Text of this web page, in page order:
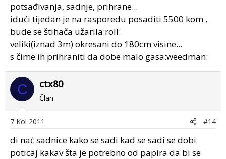
potsađivanja, sadnje, prihrane...
idući tijedan je na rasporedu posaditi 5500 kom ,
bude se štihača užarila:roll:
veliki(iznad 3m) okresani do 180cm visine...
s čime ih prihraniti da dobe malo gasa:weedman:
C ctx80
Član
7 Kol 2011 #14
di nać sadnice kako se sadi kad se sadi se dobi
poticaj kakav šta je potrebno od papira da bi se